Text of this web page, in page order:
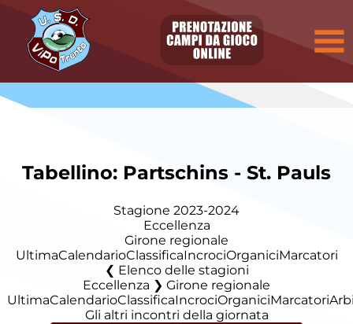
Tabellino: Partschins - St. Pauls
Stagione 2023-2024
Eccellenza
Girone regionale
UltimaCalendarioClassificaIncrociOrganiciMarcatori
Elenco delle stagioni
Eccellenza ❯ Girone regionale
UltimaCalendarioClassificaIncrociOrganiciMarcatori
Gli altri incontri della giornata